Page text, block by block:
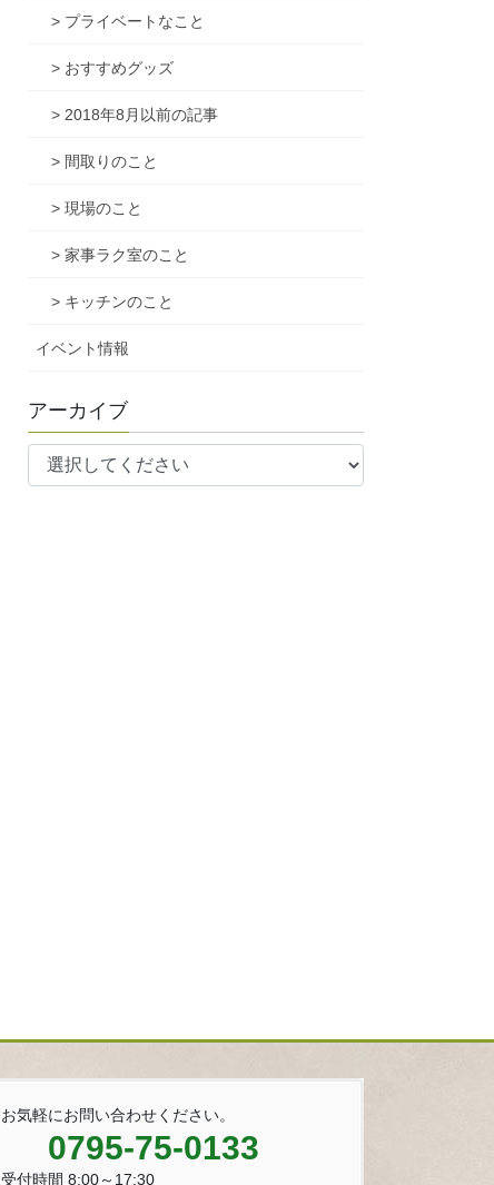
> プライベートなこと
> おすすめグッズ
> 2018年8月以前の記事
> 間取りのこと
> 現場のこと
> 家事ラク室のこと
> キッチンのこと
イベント情報
アーカイブ
お気軽にお問い合わせください。
0795-75-0133
受付時間 8:00～17:30